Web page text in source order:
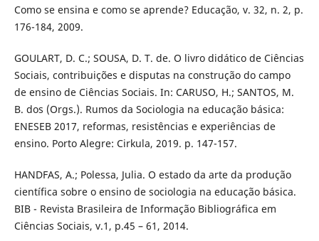
Como se ensina e como se aprende? Educação, v. 32, n. 2, p.
176-184, 2009.
GOULART, D. C.; SOUSA, D. T. de. O livro didático de Ciências
Sociais, contribuições e disputas na construção do campo
de ensino de Ciências Sociais. In: CARUSO, H.; SANTOS, M.
B. dos (Orgs.). Rumos da Sociologia na educação básica:
ENESEB 2017, reformas, resistências e experiências de
ensino. Porto Alegre: Cirkula, 2019. p. 147-157.
HANDFAS, A.; Polessa, Julia. O estado da arte da produção
científica sobre o ensino de sociologia na educação básica.
BIB - Revista Brasileira de Informação Bibliográfica em
Ciências Sociais, v.1, p.45 – 61, 2014.